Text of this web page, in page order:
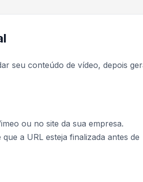
seu conteúdo de vídeo, depois
ou no site da sua empresa.
a URL esteja finalizada antes de